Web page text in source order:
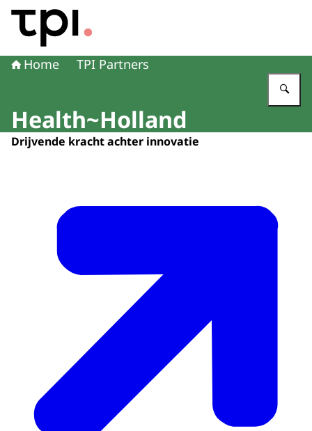
Naar de homepage van Transitie Proefdiervrije Innovatie
Home TPI Partners
Health~Holland
Drijvende kracht achter innovatie